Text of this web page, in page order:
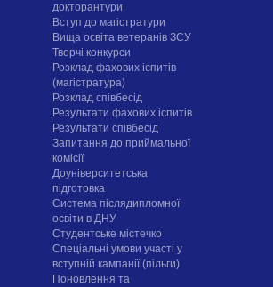
докторантури
Вступ до магістратури
Вища освіта ветеранів ЗСУ
Творчі конкурси
Розклад фахових іспитів
(магістратура)
Розклад співбесід
Результати фахових іспитів
Результати співбесід
Запитання до приймальної
комісії
Доуніверситетська
підготовка
Система післядипломної
освіти в ДНУ
Cтудентське містечко
Спеціальні умови участі у
вступній кампанії (пільги)
Поновлення та